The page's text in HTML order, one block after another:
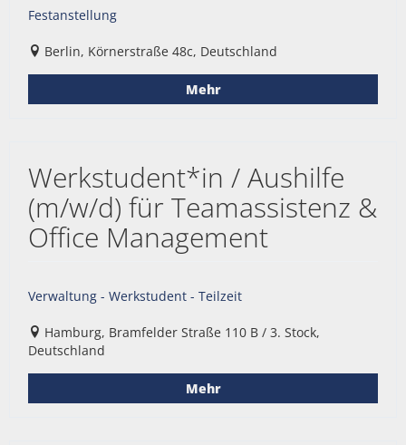
Festanstellung
Berlin, Körnerstraße 48c, Deutschland
Mehr
Werkstudent*in / Aushilfe
(m/w/d) für Teamassistenz &
Office Management
Verwaltung - Werkstudent - Teilzeit
Hamburg, Bramfelder Straße 110 B / 3. Stock,
Deutschland
Mehr